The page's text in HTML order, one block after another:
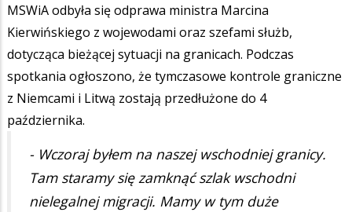
MSWiA odbyła się odprawa ministra Marcina
Kierwińskiego z wojewodami oraz szefami służb,
dotycząca bieżącej sytuacji na granicach. Podczas
spotkania ogłoszono, że tymczasowe kontrole graniczne
z Niemcami i Litwą zostają przedłużone do 4
października.
- Wczoraj byłem na naszej wschodniej granicy.
Tam staramy się zamknąć szlak wschodni
nielegalnej migracji. Mamy w tym duże